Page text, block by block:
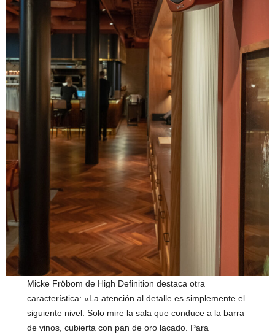
Micke Fröbom de High Definition destaca otra
característica: «La atención al detalle es simplemente el
siguiente nivel. Solo mire la sala que conduce a la barra
de vinos, cubierta con pan de oro lacado. Para